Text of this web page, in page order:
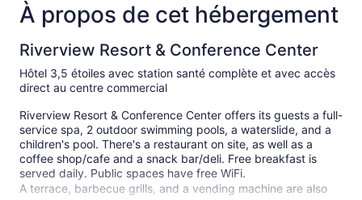
À propos de cet hébergement
Riverview Resort & Conference Center
Hôtel 3,5 étoiles avec station santé complète et avec accès
direct au centre commercial
Riverview Resort & Conference Center offers its guests a full-
service spa, 2 outdoor swimming pools, a waterslide, and a
children's pool. There's a restaurant on site, as well as a
coffee shop/cafe and a snack bar/deli. Free breakfast is
served daily. Public spaces have free WiFi.
A terrace, barbecue grills, and a vending machine are also